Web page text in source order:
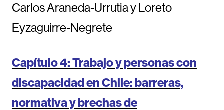
Carlos Araneda-Urrutia y Loreto
Eyzaguirre-Negrete
Capítulo 4: Trabajo y personas con
discapacidad en Chile: barreras,
normativa y brechas de